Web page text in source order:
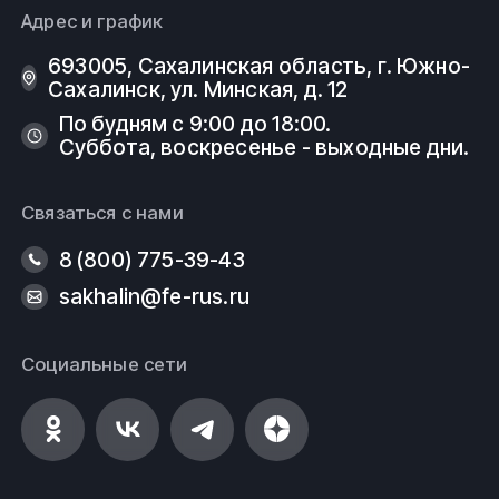
Адрес и график
693005, Сахалинская область, г. Южно-
Сахалинск, ул. Минская, д. 12
По будням с 9:00 до 18:00.
Суббота, воскресенье - выходные дни.
Связаться с нами
8 (800) 775-39-43
sakhalin@fe-rus.ru
Социальные сети